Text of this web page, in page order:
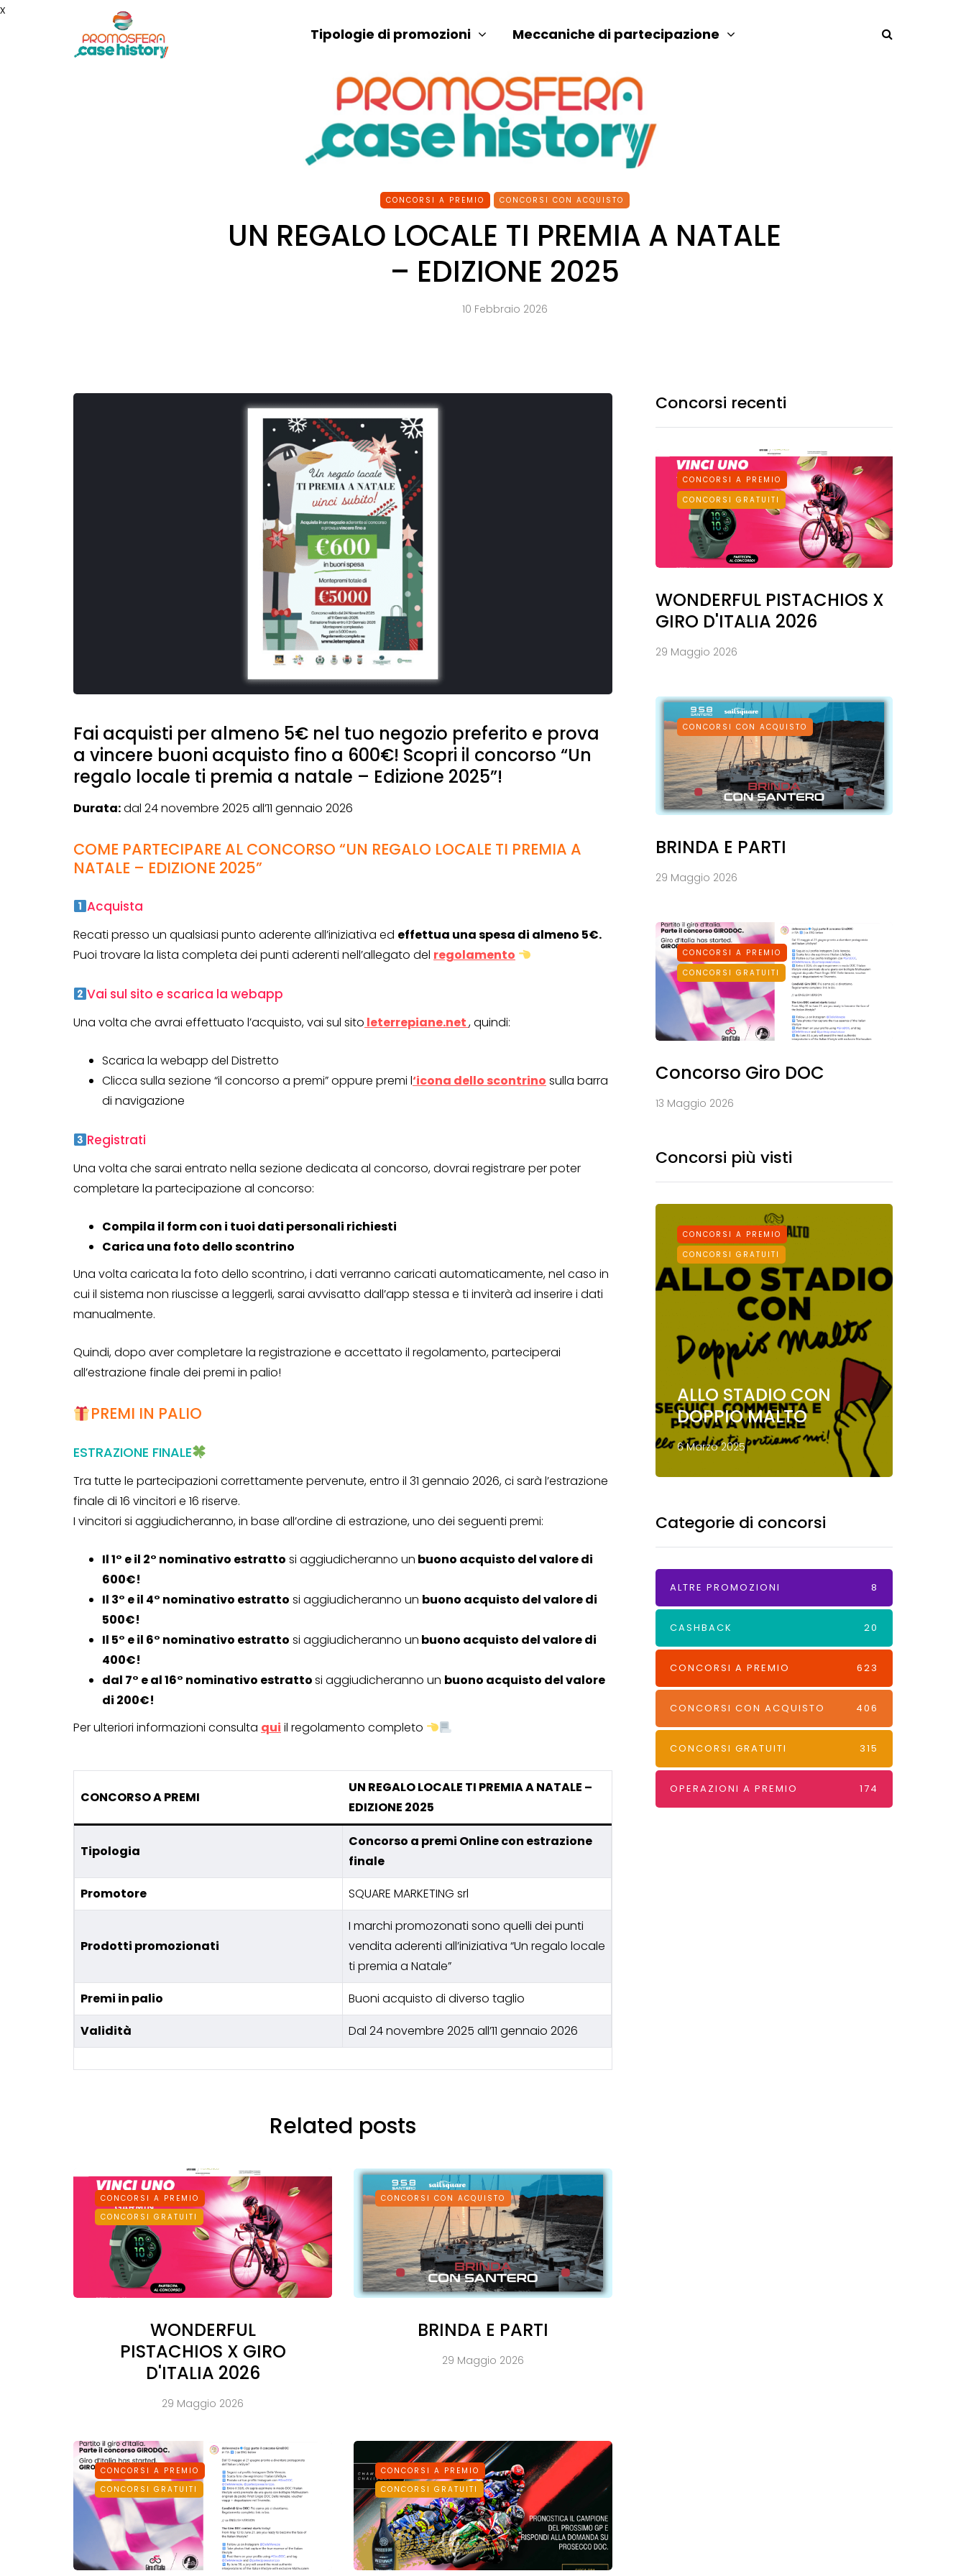
x
Tipologie di promozioni Meccaniche di partecipazione
CONCORSI A PREMIO CONCORSI CON ACQUISTO
UN REGALO LOCALE TI PREMIA A NATALE
– EDIZIONE 2025
10 Febbraio 2026
Fai acquisti per almeno 5€ nel tuo negozio preferito e prova
a vincere buoni acquisto fino a 600€! Scopri il concorso “Un
regalo locale ti premia a natale – Edizione 2025”!
Durata:dal 24 novembre 2025 all’11 gennaio 2026
COME PARTECIPARE AL CONCORSO “UN REGALO LOCALE TI PREMIA A
NATALE – EDIZIONE 2025”
Acquista
Recati presso un qualsiasi punto aderente all’iniziativa ed effettua una spesa di almeno 5€.
Puoi trovare la lista completa dei punti aderenti nell’allegato del regolamento
Vai sul sito e scarica la webapp
Una volta che avrai effettuato l’acquisto, vai sul sito leterrepiane.net, quindi:
Scarica la webapp del Distretto
Clicca sulla sezione “il concorso a premi” oppure premi l‘icona dello scontrino sulla barra
di navigazione
Registrati
Una volta che sarai entrato nella sezione dedicata al concorso, dovrai registrare per poter
completare la partecipazione al concorso:
Compila il form con i tuoi dati personali richiesti
Carica una foto dello scontrino
Una volta caricata la foto dello scontrino, i dati verranno caricati automaticamente, nel caso in
cui il sistema non riuscisse a leggerli, sarai avvisatto dall’app stessa e ti inviterà ad inserire i dati
manualmente.
Quindi, dopo aver completare la registrazione e accettato il regolamento, parteciperai
all’estrazione finale dei premi in palio!
PREMI IN PALIO
ESTRAZIONE FINALE
Tra tutte le partecipazioni correttamente pervenute, entro il 31 gennaio 2026, ci sarà l’estrazione
finale di 16 vincitori e 16 riserve.
I vincitori si aggiudicheranno, in base all’ordine di estrazione, uno dei seguenti premi:
Il 1° e il 2° nominativo estratto si aggiudicheranno un buono acquisto del valore di
600€!
Il 3° e il 4° nominativo estratto si aggiudicheranno un buono acquisto del valore di
500€!
Il 5° e il 6° nominativo estratto si aggiudicheranno un buono acquisto del valore di
400€!
dal 7° e al 16° nominativo estrattosi aggiudicheranno un buono acquisto del valore
di 200€!
Per ulteriori informazioni consulta qui il regolamento completo
CONCORSO A PREMI
UN REGALO LOCALE TI PREMIA A NATALE –
EDIZIONE 2025
Tipologia
Concorso a premi Online con estrazione
finale
Promotore
SQUARE MARKETING srl
Prodotti promozionati
I marchi promozonati sono quelli dei punti
vendita aderenti all’iniziativa “Un regalo locale
ti premia a Natale”
Premi in palio
Buoni acquisto di diverso taglio
Validità
Dal 24 novembre 2025 all’11 gennaio 2026
Related posts
CONCORSI A PREMIO
CONCORSI GRATUITI
WONDERFUL
PISTACHIOS X GIRO
D'ITALIA 2026
29 Maggio 2026
CONCORSI CON ACQUISTO
BRINDA E PARTI
29 Maggio 2026
CONCORSI A PREMIO
CONCORSI GRATUITI
CONCORSI A PREMIO
CONCORSI GRATUITI
Concorsi recenti
CONCORSI A PREMIO
CONCORSI GRATUITI
WONDERFUL PISTACHIOS X
GIRO D'ITALIA 2026
29 Maggio 2026
CONCORSI CON ACQUISTO
BRINDA E PARTI
29 Maggio 2026
CONCORSI A PREMIO
CONCORSI GRATUITI
Concorso Giro DOC
13 Maggio 2026
Concorsi più visti
CONCORSI A PREMIO
CONCORSI CON ACQUISTO
Genertel e
Genertellife ti
13 Gennaio 2022
CONCORSI A PREMIO
CONCORSI GRATUITI
ALLO STADIO CON
DOPPIO MALTO
6 Marzo 2025
Categorie di concorsi
ALTRE PROMOZIONI 8
CASHBACK 20
CONCORSI A PREMIO 623
CONCORSI CON ACQUISTO 406
CONCORSI GRATUITI 315
OPERAZIONI A PREMIO 174